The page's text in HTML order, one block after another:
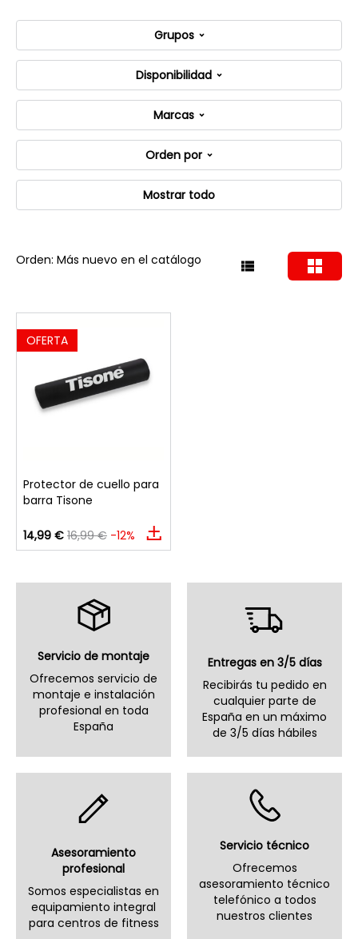
Grupos
Disponibilidad
Marcas
Orden por
Mostrar todo
Orden: Más nuevo en el catálogo
OFERTA
Protector de cuello para
barra Tisone
14,99 € 16,99 € -12%
Servicio de montaje
Ofrecemos servicio de
montaje e instalación
profesional en toda
España
Entregas en 3/5 días
Recibirás tu pedido en
cualquier parte de
España en un máximo
de 3/5 días hábiles
Asesoramiento
profesional
Somos especialistas en
equipamiento integral
para centros de fitness
Servicio técnico
Ofrecemos
asesoramiento técnico
telefónico a todos
nuestros clientes